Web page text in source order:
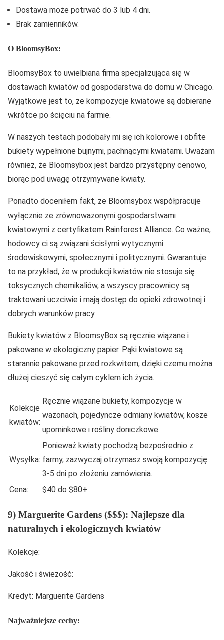
Dostawa może potrwać do 3 lub 4 dni.
Brak zamienników.
O BloomsyBox:
BloomsyBox to uwielbiana firma specjalizująca się w
dostawach kwiatów od gospodarstwa do domu w Chicago.
Wyjątkowe jest to, że kompozycje kwiatowe są dobierane
wkrótce po ścięciu na farmie.
W naszych testach podobały mi się ich kolorowe i obfite
bukiety wypełnione bujnymi, pachnącymi kwiatami. Uważam
również, że Bloomsybox jest bardzo przystępny cenowo,
biorąc pod uwagę otrzymywane kwiaty.
Ponadto doceniłem fakt, że Bloomsybox współpracuje
wyłącznie ze zrównoważonymi gospodarstwami
kwiatowymi z certyfikatem Rainforest Alliance. Co ważne,
hodowcy ci są związani ścisłymi wytycznymi
środowiskowymi, społecznymi i politycznymi. Gwarantuje
to na przykład, że w produkcji kwiatów nie stosuje się
toksycznych chemikaliów, a wszyscy pracownicy są
traktowani uczciwie i mają dostęp do opieki zdrowotnej i
dobrych warunków pracy.
Bukiety kwiatów z BloomsyBox są ręcznie wiązane i
pakowane w ekologiczny papier. Pąki kwiatowe są
starannie pakowane przed rozkwitem, dzięki czemu można
dłużej cieszyć się całym cyklem ich życia.
Kolekcje
kwiatów:
Ręcznie wiązane bukiety, kompozycje w
wazonach, pojedyncze odmiany kwiatów, kosze
upominkowe i rośliny doniczkowe.
Wysyłka:
Ponieważ kwiaty pochodzą bezpośrednio z
farmy, zazwyczaj otrzymasz swoją kompozycję
3-5 dni po złożeniu zamówienia.
Cena:
$40 do $80+
9) Marguerite Gardens ($$$): Najlepsze dla
naturalnych i ekologicznych kwiatów
Kolekcje:
Jakość i świeżość:
Kredyt: Marguerite Gardens
Najważniejsze cechy: